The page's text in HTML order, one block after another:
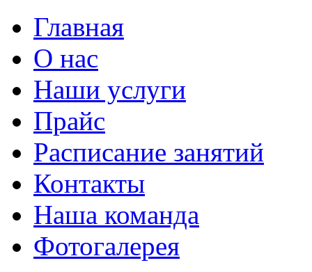
Главная
О нас
Наши услуги
Прайс
Расписание занятий
Контакты
Наша команда
Фотогалерея